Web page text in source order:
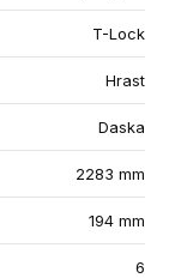
T-Lock
Hrast
Daska
2283 mm
194 mm
6